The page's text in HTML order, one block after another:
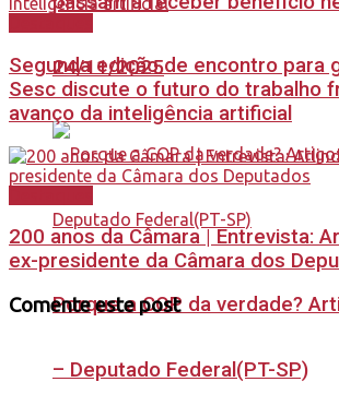
24/11/2025
Porque a COP da verdade?
– Deputado Federal(PT-SP)
Segunda edição de encontro para
Sesc discute o futuro do trabalho
avanço da inteligência artificial
200 anos da Câmara | Entrevista:
ex-presidente da Câmara dos
Comente este post